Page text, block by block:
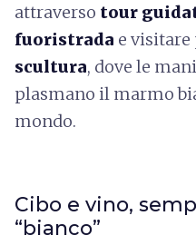
attraverso tour
fuoristrada e
scultura, dove le
plasmano il marmo
mondo.
Cibo e vino,
“bianco”